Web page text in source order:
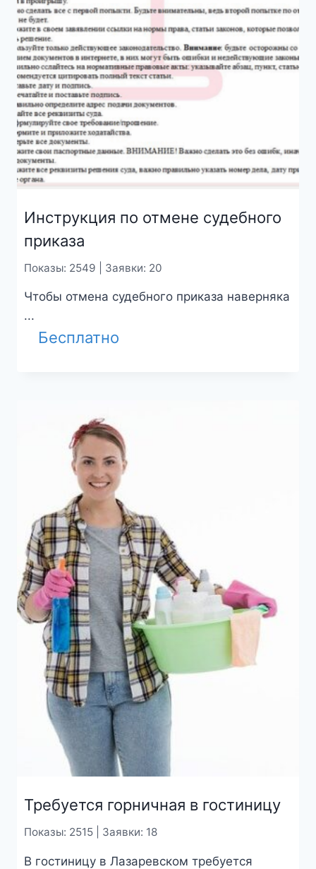
Инструкция по отмене судебного
приказа
Показы: 2549 | Заявки: 20
Чтобы отмена судебного приказа наверняка
...
Бесплатно
Требуется горничная в гостиницу
Показы: 2515 | Заявки: 18
В гостиницу в Лазаревском требуется